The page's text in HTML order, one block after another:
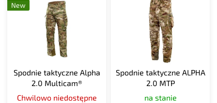
s
New
Spodnie taktyczne Alpha
2.0 Multicam®
Chwilowo niedostępne
Spodnie taktyczne ALPHA
2.0 MTP
na stanie